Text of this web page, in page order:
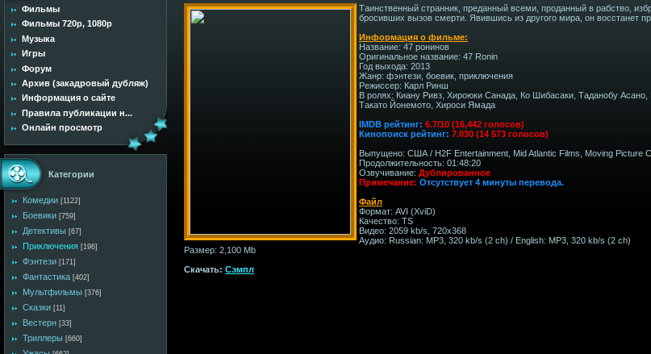
Фильмы
Фильмы 720p, 1080p
Музыка
Игры
Форум
Архив (закадровый дубляж)
Информация о сайте
Правила публикации н...
Онлайн просмотр
Категории
Комедии [1122]
Боевики [759]
Детективы [67]
Приключения [196]
Фэнтези [171]
Фантастика [402]
Мультфильмы [376]
Сказки [11]
Вестерн [33]
Триллеры [660]
Таинственный странник, преданный всеми, проданный в рабство,
бросивших вызов смерти. Явившись из другого мира, он восстанет
Информация о фильме:
Название: 47 ронинов
Оригинальное название: 47 Ronin
Год выхода: 2013
Жанр: фэнтези, боевик, приключения
Режиссер: Карл Ринш
В ролях: Киану Ривз, Хироюки Санада, Ко Шибасаки, Таданобу
Такато Йонемото, Хироси Ямада
IMDB рейтинг: 6.7/10 (16,442 голосов)
Кинопоиск рейтинг: 7.030 (14 573 голосов)
Выпущено: США / H2F Entertainment, Mid Atlantic Films, Moving Picture
Продолжительность: 01:48:20
Озвучивание: Дублированное
Примечание: Отсутствует 4 минуты перевода.
Файл
Формат: AVI (XviD)
Качество: TS
Видео: 2059 kb/s, 720x368
Аудио: Russian: MP3, 320 kb/s (2 ch) / English: MP3, 320 kb/s (2 ch)
Размер: 2,100 Mb
Скачать: Сэмпл